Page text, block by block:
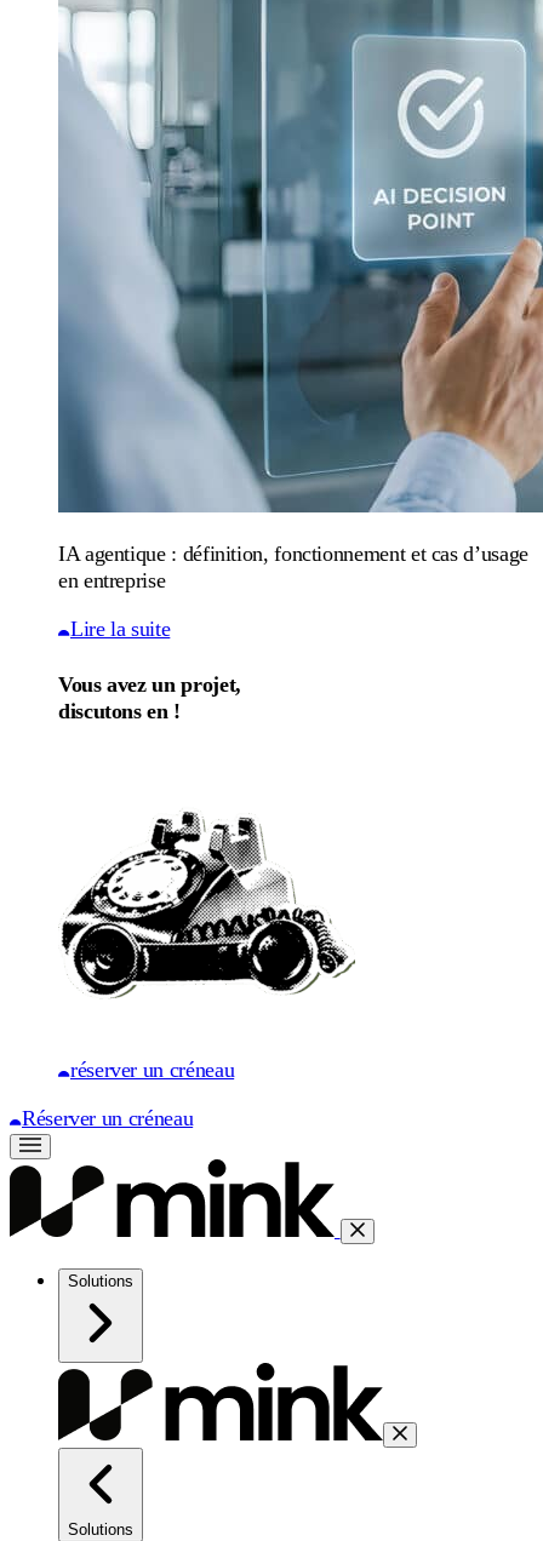
IA agentique : définition, fonctionnement et cas d’usage
en entreprise
Lire la suite
Vous avez un projet,
discutons en !
réserver un créneau
Réserver un créneau
Solutions
Solutions